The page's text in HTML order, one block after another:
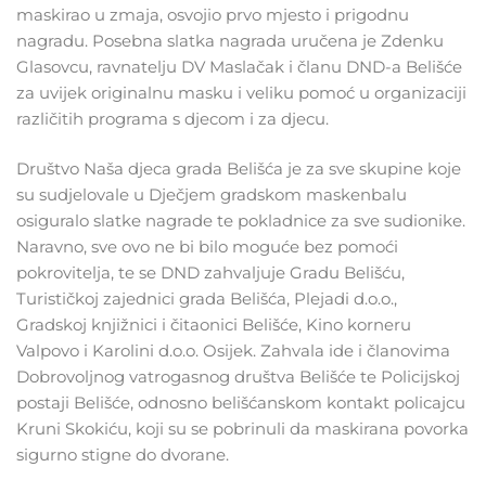
maskirao u zmaja, osvojio prvo mjesto i prigodnu
nagradu. Posebna slatka nagrada uručena je Zdenku
Glasovcu, ravnatelju DV Maslačak i članu DND-a Belišće
za uvijek originalnu masku i veliku pomoć u organizaciji
različitih programa s djecom i za djecu.
Društvo Naša djeca grada Belišća je za sve skupine koje
su sudjelovale u Dječjem gradskom maskenbalu
osiguralo slatke nagrade te pokladnice za sve sudionike.
Naravno, sve ovo ne bi bilo moguće bez pomoći
pokrovitelja, te se DND zahvaljuje Gradu Belišću,
Turističkoj zajednici grada Belišća, Plejadi d.o.o.,
Gradskoj knjižnici i čitaonici Belišće, Kino korneru
Valpovo i Karolini d.o.o. Osijek. Zahvala ide i članovima
Dobrovoljnog vatrogasnog društva Belišće te Policijskoj
postaji Belišće, odnosno belišćanskom kontakt policajcu
Kruni Skokiću, koji su se pobrinuli da maskirana povorka
sigurno stigne do dvorane.